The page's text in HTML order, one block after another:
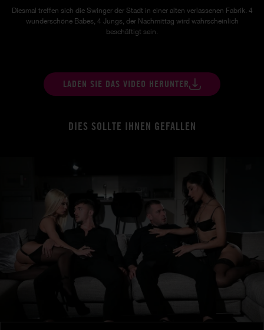
Diesmal treffen sich die Swinger der Stadt in einer alten verlassenen Fabrik. 4
wunderschöne Babes, 4 Jungs, der Nachmittag wird wahrscheinlich
beschäftigt sein.
LADEN SIE DAS VIDEO HERUNTER
DIES SOLLTE IHNEN GEFALLEN